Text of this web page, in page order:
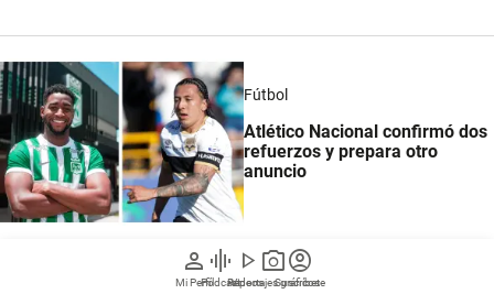
person
Mi Perfil
graphic_eq
Pódcast
play_arrow
Videos
photo_camera
Reportajes gráficos
account_circle
Suscríbete
Fútbol
Atlético Nacional confirmó dos
refuerzos y prepara otro
anuncio